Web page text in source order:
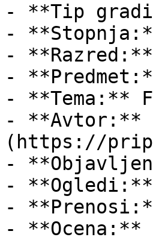
- **Tip
-
-
-
- **Tema:**
- **Avtor:**
(https://
-
- **Ogledi:**
-
-